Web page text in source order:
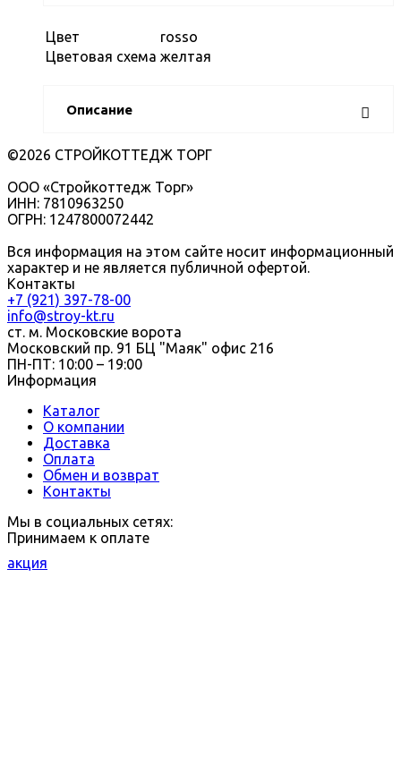
Цвет
rosso
Цветовая схема желтая
Описание
©2026 СТРОЙКОТТЕДЖ ТОРГ
ООО «Стройкоттедж Торг»
ИНН: 7810963250
ОГРН: 1247800072442
Вся информация на этом сайте носит информационный
характер и не является публичной офертой.
Контакты
+7 (921) 397-78-00
info@stroy-kt.ru
ст. м. Московские ворота
Московский пр. 91 БЦ "Маяк" офис 216
ПН-ПТ: 10:00 – 19:00
Информация
Каталог
О компании
Доставка
Оплата
Обмен и возврат
Контакты
Мы в социальных сетях:
Принимаем к оплате
акция